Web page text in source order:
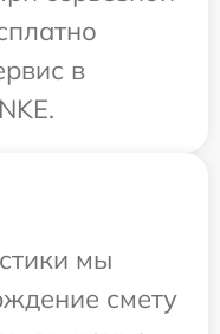
в
мы
смету